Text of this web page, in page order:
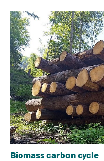
Biomass carbon cycle